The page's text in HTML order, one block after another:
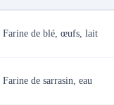
Farine de blé, œufs, lait
Farine de sarrasin, eau